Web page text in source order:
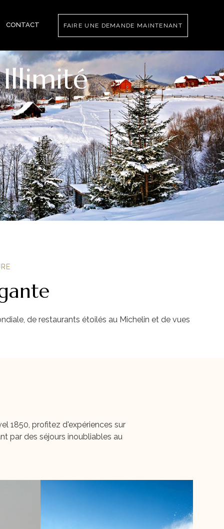
CONTACT FAIRE UNE DEMANDE MAINTENANT
Illimité
de restaurants étoilés au Michelin et de vues
1850, profitez d'expériences sur
par des séjours inoubliables au